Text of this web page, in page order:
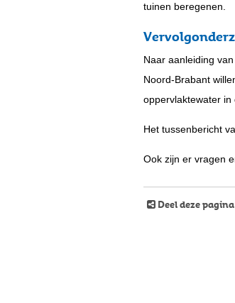
tuinen beregenen.
Naar aanleiding
Noord-Brabant
oppervlaktewater in
Het tussenbericht
Ook zijn er vragen
Deel deze pagina